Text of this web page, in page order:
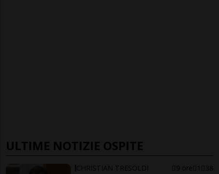
ULTIME NOTIZIE OSPITE
CHRISTIAN TRESOLDI 9 ore 1 38